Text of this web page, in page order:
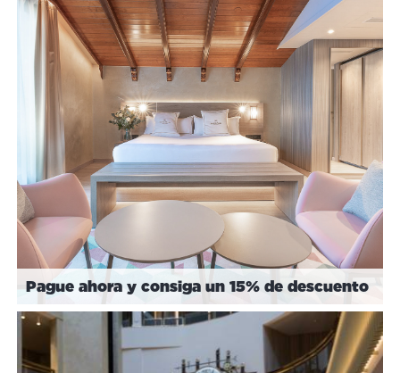
Pague ahora y consiga un 15% de descuento